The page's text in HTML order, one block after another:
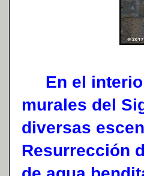
En el
murales del
diversas
Resurrección